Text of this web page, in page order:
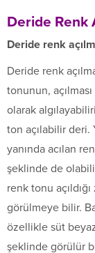
Deride Renk
Deride renk
Deride renk
tonunun,
olarak
ton açılabilir
yanında acılan
şeklinde de
renk tonu
görülmeye bilir.
özellikle süt
şeklinde görülür